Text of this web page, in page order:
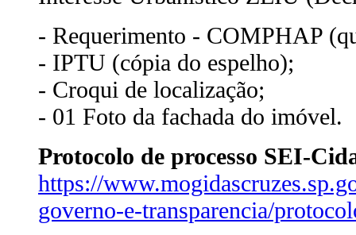
- Requerimento - COMPHAP
- IPTU (cópia do espelho);
- Croqui de localização;
- 01 Foto da fachada do imóvel.
Protocolo de processo SEI-
https://
governo-e-transparencia/